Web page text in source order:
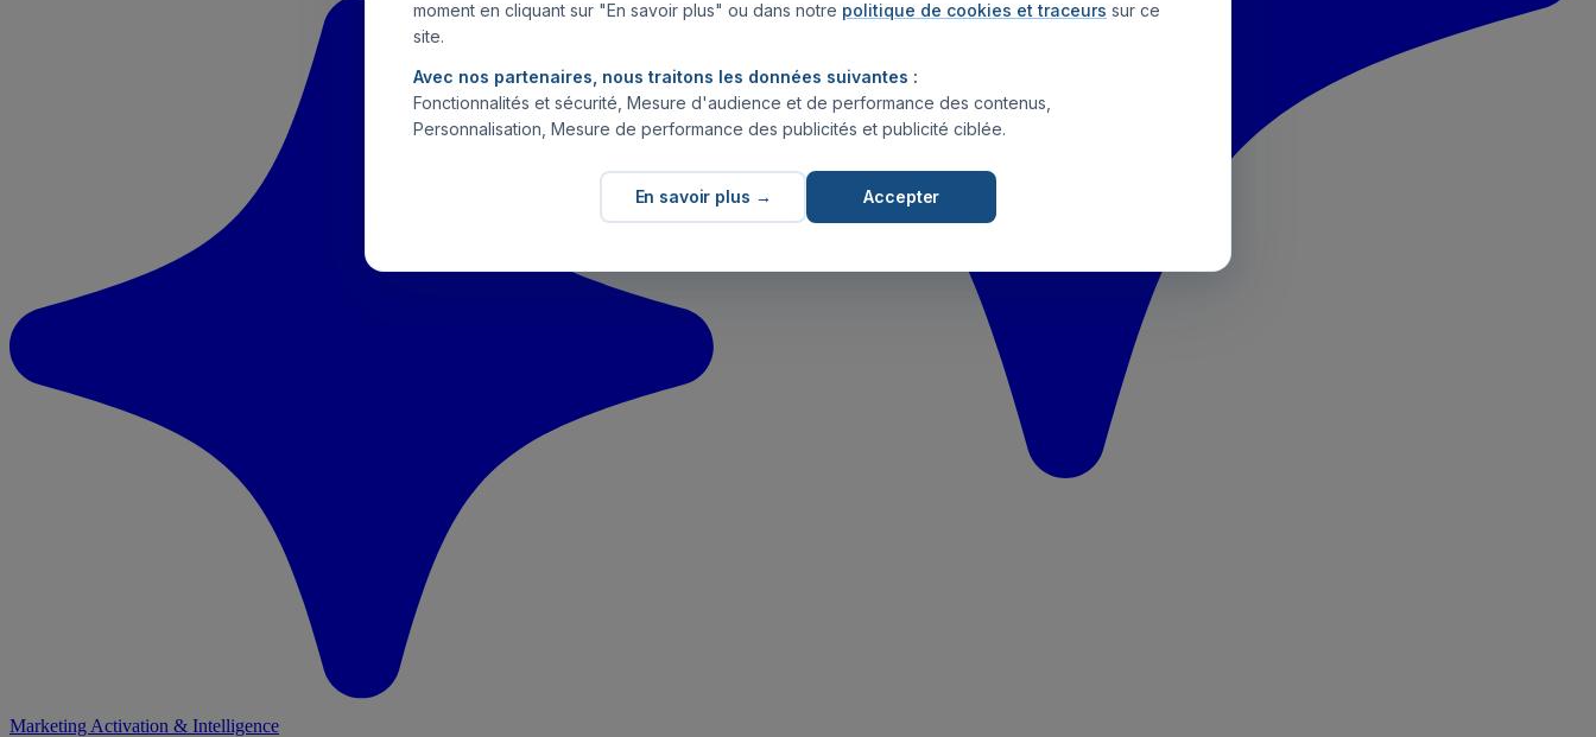
Marketing Activation & Intelligence
moment en cliquant sur "En savoir plus" ou dans notre politique de cookies et traceurs sur ce
site.
Avec nos partenaires, nous traitons les données suivantes :
Fonctionnalités et sécurité, Mesure d'audience et de performance des contenus,
Personnalisation, Mesure de performance des publicités et publicité ciblée.
En savoir plus → Accepter